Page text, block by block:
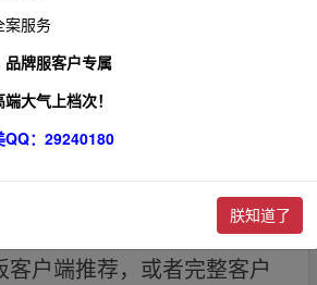
新时间：2020年6月28日
丁可能会被杀毒软件误报木马、病
客户端适用于大多数合击版
客户端推荐，或者完整客户
案服务
牌服客户专属
大气上档次！
QQ：29240180
朕知道了